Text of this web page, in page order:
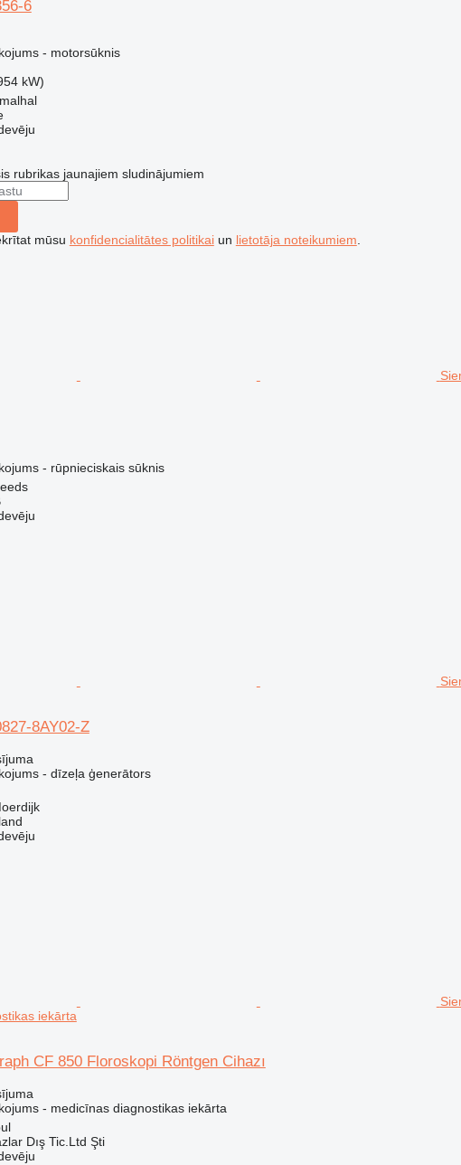
6
- motorsūknis
kW)
rubrikas jaunajiem sludinājumiem
mūsu konfidencialitātes politikaiun lietotāja noteikumiem
- rūpnieciskais sūknis
8AY02-Z
- dīzeļa ģenerātors
iekārta
CF 850 Floroskopi Röntgen Cihazı
- medicīnas diagnostikas iekārta
Dış Tic.Ltd Şti